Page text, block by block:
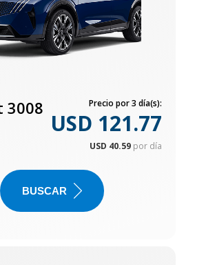
3008 Precio por 3 día(s):
USD 121.77
USD 40.59 por día
BUSCAR